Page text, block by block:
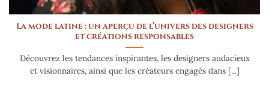
La mode latine : un aperçu de l’univers des designers
et créations responsables
Découvrez les tendances inspirantes, les designers audacieux
et visionnaires, ainsi que les créateurs engagés dans [...]